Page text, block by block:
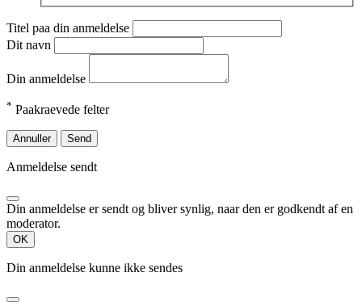
Titel paa din anmeldelse
Dit navn
Din anmeldelse
* Paakraevede felter
Annuller Send
Anmeldelse sendt
Din anmeldelse er sendt og bliver synlig, naar den er godkendt af en
moderator.
OK
Din anmeldelse kunne ikke sendes